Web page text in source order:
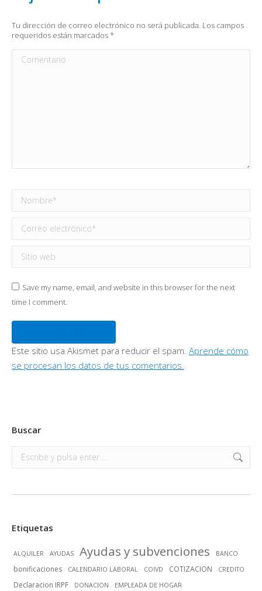
Tu dirección de correo electrónico no será publicada. Los campos
requeridos están marcados*
Comentario
Nombre *
Correo electrónico *
Sitio web
Save my name, email, and website in this browser for the next
time I comment.
Este sitio usa Akismet para reducir el spam. Aprende cómo
se procesan los datos de tus comentarios.
Buscar
Buscar:
Etiquetas
ALQUILER AYUDAS Ayudas y subvenciones BANCO
bonificaciones CALENDARIO LABORAL COIVD COTIZACION CREDITO
Declaracion IRPF DONACION EMPLEADA DE HOGAR